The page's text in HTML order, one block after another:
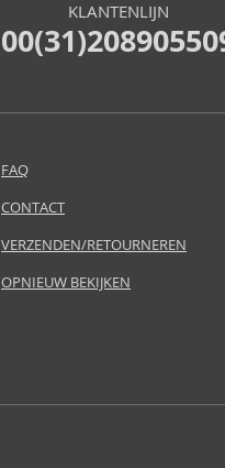
KLANTENLIJN
FAQ
CONTACT
VERZENDEN/RETOURNEREN
OPNIEUW BEKIJKEN